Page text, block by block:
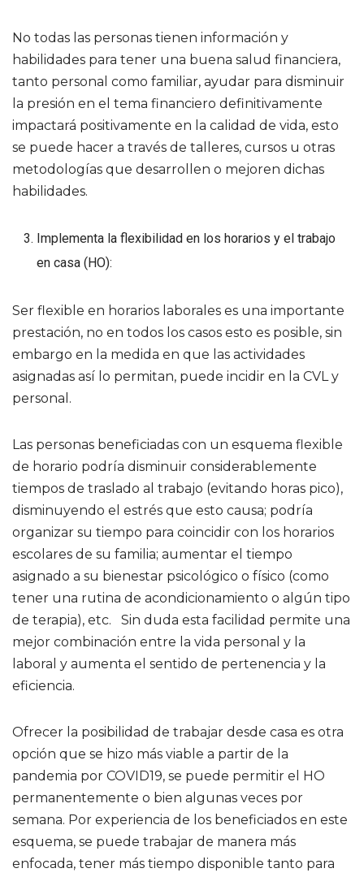
No todas las personas tienen información y
habilidades para tener una buena salud financiera,
tanto personal como familiar, ayudar para disminuir
la presión en el tema financiero definitivamente
impactará positivamente en la calidad de vida, esto
se puede hacer a través de talleres, cursos u otras
metodologías que desarrollen o mejoren dichas
habilidades.
Implementa la flexibilidad en los horarios y el trabajo
en casa (HO):
Ser flexible en horarios laborales es una importante
prestación, no en todos los casos esto es posible, sin
embargo en la medida en que las actividades
asignadas así lo permitan, puede incidir en la CVL y
personal.
Las personas beneficiadas con un esquema flexible
de horario podría disminuir considerablemente
tiempos de traslado al trabajo (evitando horas pico),
disminuyendo el estrés que esto causa; podría
organizar su tiempo para coincidir con los horarios
escolares de su familia; aumentar el tiempo
asignado a su bienestar psicológico o físico (como
tener una rutina de acondicionamiento o algún tipo
de terapia), etc. Sin duda esta facilidad permite una
mejor combinación entre la vida personal y la
laboral y aumenta el sentido de pertenencia y la
eficiencia.
Ofrecer la posibilidad de trabajar desde casa es otra
opción que se hizo más viable a partir de la
pandemia por COVID19, se puede permitir el HO
permanentemente o bien algunas veces por
semana. Por experiencia de los beneficiados en este
esquema, se puede trabajar de manera más
enfocada, tener más tiempo disponible tanto para